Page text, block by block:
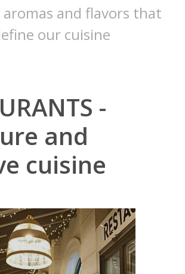
and flavors that
our cuisine
-
and
cuisine